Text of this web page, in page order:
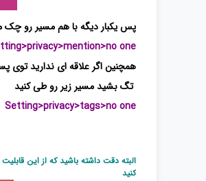
پس یکبار دیگه با هم مسیر رو چک
one
همچنین اگر علاقه ای ندارید توی
تگ بشید مسیر زیر رو طی کنید
Setting>privacy>tags>no one
البته دقت داشته باشید که از این
کنید